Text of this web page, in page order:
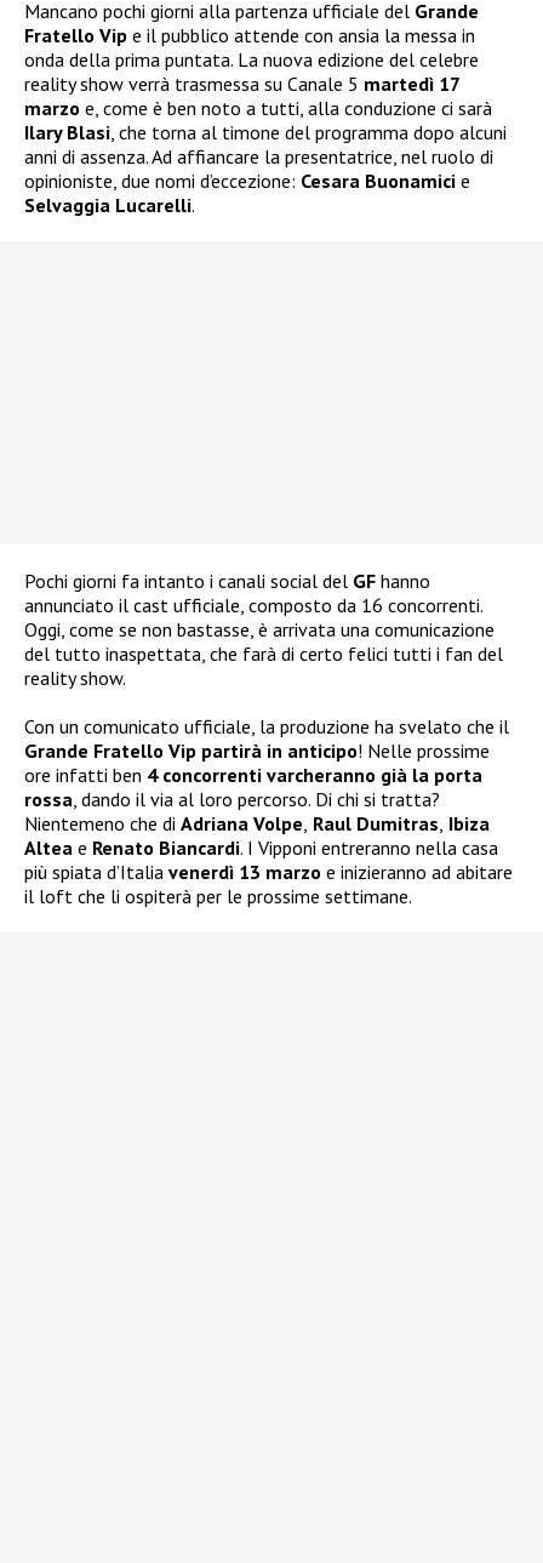
Mancano pochi giorni alla partenza ufficiale del Grande
Fratello Vip e il pubblico attende con ansia la messa in
onda della prima puntata. La nuova edizione del celebre
reality show verrà trasmessa su Canale 5 martedì 17
marzo e, come è ben noto a tutti, alla conduzione ci sarà
Ilary Blasi, che torna al timone del programma dopo alcuni
anni di assenza. Ad affiancare la presentatrice, nel ruolo di
opinioniste, due nomi d’eccezione: Cesara Buonamici e
Selvaggia Lucarelli.
Pochi giorni fa intanto i canali social del GF hanno
annunciato il cast ufficiale, composto da 16 concorrenti.
Oggi, come se non bastasse, è arrivata una comunicazione
del tutto inaspettata, che farà di certo felici tutti i fan del
reality show.
Con un comunicato ufficiale, la produzione ha svelato che il
Grande Fratello Vip partirà in anticipo! Nelle prossime
ore infatti ben 4 concorrenti varcheranno già la porta
rossa, dando il via al loro percorso. Di chi si tratta?
Nientemeno che di Adriana Volpe, Raul Dumitras, Ibiza
Altea e Renato Biancardi. I Vipponi entreranno nella casa
più spiata d’Italia venerdì 13 marzo e inizieranno ad abitare
il loft che li ospiterà per le prossime settimane.